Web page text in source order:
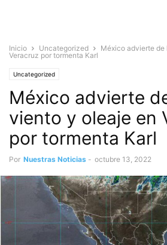
Inicio Uncategorized
México advierte
Veracruz por tormenta Karl
Uncategorized
México advierte
viento y oleaje en
por tormenta Karl
Por Nuestras Noticias - octubre 13, 2022